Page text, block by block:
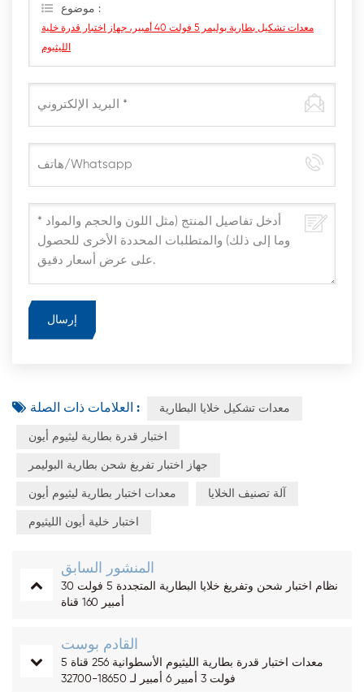
موضوع :
معدات تشكيل بطارية بوليمر 5 فولت 40 أمبير، جهاز اختبار قدرة خلية
الليثيوم
العلامات ذات الصلة : معدات تشكيل خلايا البطارية
اختبار قدرة بطارية ليثيوم أيون
جهاز اختبار تفريغ شحن بطارية البوليمر
معدات اختبار بطارية ليثيوم أيون آلة تصنيف الخلايا
اختبار خلية أيون الليثيوم
المنشور السابق
نظام اختبار شحن وتفريغ خلايا البطارية المتجددة 5 فولت 30
أمبير 160 قناة
القادم بوست
معدات اختبار قدرة بطارية الليثيوم الأسطوانية 256 قناة 5
فولت 3 أمبير 6 أمبير لـ 18650-32700